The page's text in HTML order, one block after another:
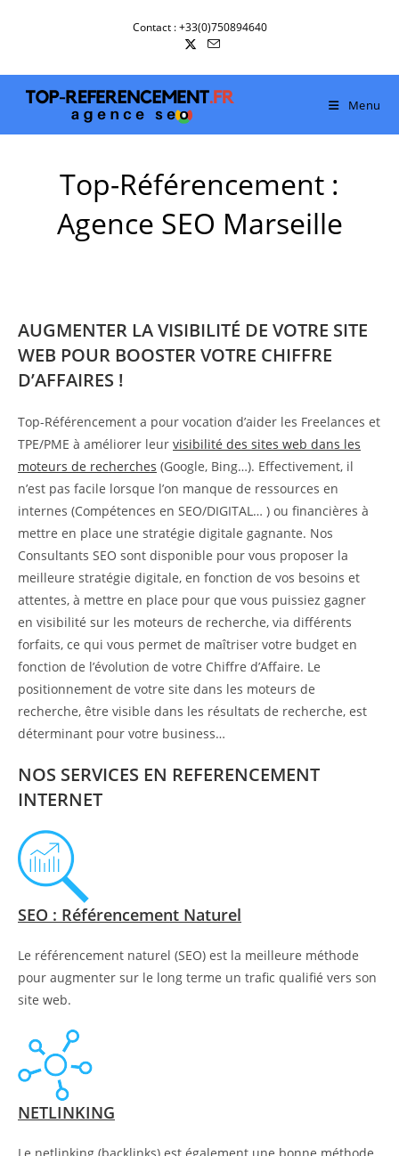
Contact : +33(0)750894640
Menu
Top-Référencement :
Agence SEO Marseille
AUGMENTER LA VISIBILITÉ DE VOTRE SITE
WEB POUR BOOSTER VOTRE CHIFFRE
D’AFFAIRES !
Top-Référencement a pour vocation d’aider les Freelances et
TPE/PME à améliorer leur visibilité des sites web dans les
moteurs de recherches (Google, Bing…). Effectivement, il
n’est pas facile lorsque l’on manque de ressources en
internes (Compétences en SEO/DIGITAL… ) ou financières à
mettre en place une stratégie digitale gagnante. Nos
Consultants SEO sont disponible pour vous proposer la
meilleure stratégie digitale, en fonction de vos besoins et
attentes, à mettre en place pour que vous puissiez gagner
en visibilité sur les moteurs de recherche, via différents
forfaits, ce qui vous permet de maîtriser votre budget en
fonction de l’évolution de votre Chiffre d’Affaire. Le
positionnement de votre site dans les moteurs de
recherche, être visible dans les résultats de recherche, est
déterminant pour votre business…
NOS SERVICES EN REFERENCEMENT
INTERNET
SEO : Référencement Naturel
Le référencement naturel (SEO) est la meilleure méthode
pour augmenter sur le long terme un trafic qualifié vers son
site web.
NETLINKING